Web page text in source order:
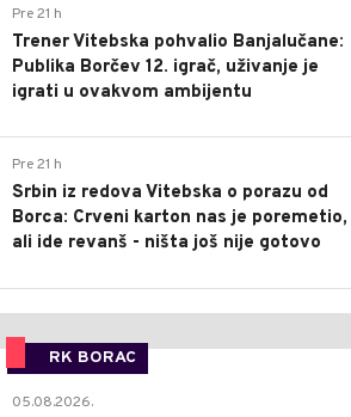
Pre 21 h
Trener Vitebska pohvalio Banjalučane:
Publika Borčev 12. igrač, uživanje je
igrati u ovakvom ambijentu
Pre 21 h
Srbin iz redova Vitebska o porazu od
Borca: Crveni karton nas je poremetio,
ali ide revanš - ništa još nije gotovo
RK BORAC
05.08.2026.